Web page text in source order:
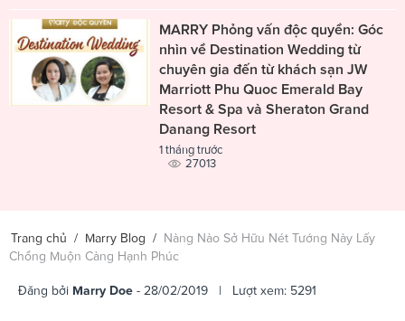
MARRY Phỏng vấn độc quyền: Góc
nhìn về Destination Wedding từ
chuyên gia đến từ khách sạn JW
Marriott Phu Quoc Emerald Bay
Resort & Spa và Sheraton Grand
Danang Resort
1 tháng trước
27013
Trang chủ / Marry Blog / Nàng Nào Sở Hữu Nét Tướng Này Lấy
Chồng Muộn Càng Hạnh Phúc
Đăng bởi Marry Doe - 28/02/2019 | Lượt xem: 5291